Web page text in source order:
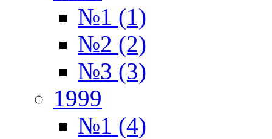
№1 (1)
№2 (2)
№3 (3)
1999
№1 (4)